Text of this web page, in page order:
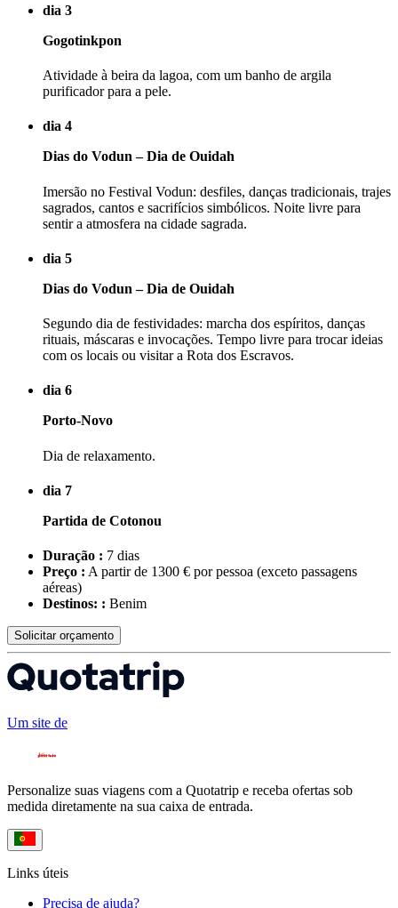
dia 3
Gogotinkpon
Atividade à beira da lagoa, com um banho de argila
purificador para a pele.
dia 4
Dias do Vodun – Dia de Ouidah
Imersão no Festival Vodun: desfiles, danças tradicionais, trajes
sagrados, cantos e sacrifícios simbólicos. Noite livre para
sentir a atmosfera na cidade sagrada.
dia 5
Dias do Vodun – Dia de Ouidah
Segundo dia de festividades: marcha dos espíritos, danças
rituais, máscaras e invocações. Tempo livre para trocar ideias
com os locais ou visitar a Rota dos Escravos.
dia 6
Porto-Novo
Dia de relaxamento.
dia 7
Partida de Cotonou
Duração : 7 dias
Preço : A partir de 1300 € por pessoa (exceto passagens
aéreas)
Destinos: : Benim
Solicitar orçamento
Um site de
Personalize suas viagens com a Quotatrip e receba ofertas sob
medida diretamente na sua caixa de entrada.
Links úteis
Precisa de ajuda?